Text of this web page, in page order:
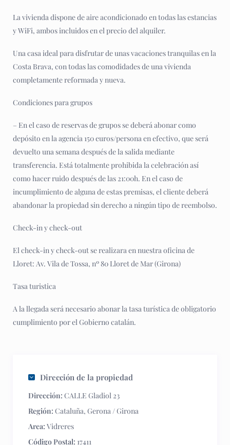
La vivienda dispone de aire acondicionado en todas las estancias
y WiFi, ambos incluidos en el precio del alquiler.
Una casa ideal para disfrutar de unas vacaciones tranquilas en la
Costa Brava, con todas las comodidades de una vivienda
completamente reformada y nueva.
Condiciones para grupos
– En el caso de reservas de grupos se deberá abonar como
depósito en la agencia 150 euros/persona en efectivo, que será
devuelto una semana después de la salida mediante
transferencia. Está totalmente prohibida la celebración así
como hacer ruido después de las 21:00h. En el caso de
incumplimiento de alguna de estas premisas, el cliente deberá
abandonar la propiedad sin derecho a ningún tipo de reembolso.
Check-in y check-out
El check-in y check-out se realizara en nuestra oficina de
Lloret: Av. Vila de Tossa, nº 80 Lloret de Mar (Girona)
Tasa turistica
A la llegada será necesario abonar la tasa turística de obligatorio
cumplimiento por el Gobierno catalán.
Dirección de la propiedad
Dirección: CALLE Gladiol 23
Región: Cataluña, Gerona / Girona
Area: Vidreres
Código Postal: 17411